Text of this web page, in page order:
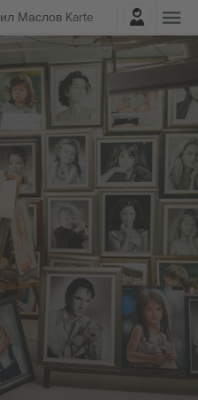
Маслов Karte
Najavite se